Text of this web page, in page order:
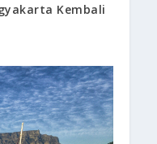
Kembali